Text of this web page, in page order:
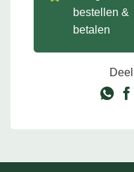
bestellen &
betalen